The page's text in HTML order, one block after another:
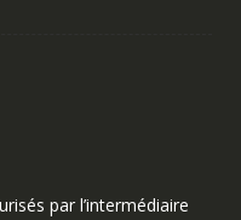
par l’intermédiaire